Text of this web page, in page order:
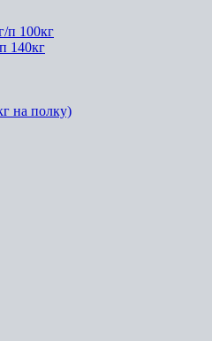
п 100кг
140кг
на полку)